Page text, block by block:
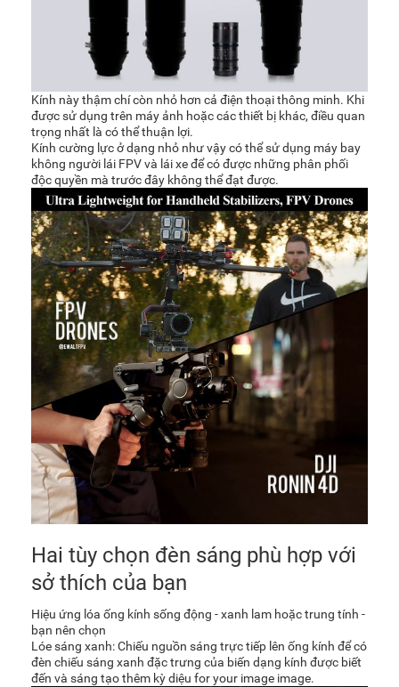
Kính này thậm chí còn nhỏ hơn cả điện thoại thông minh. Khi
được sử dụng trên máy ảnh hoặc các thiết bị khác, điều quan
trọng nhất là có thể thuận lợi.
Kính cường lực ở dạng nhỏ như vậy có thể sử dụng máy bay
không người lái FPV và lái xe để có được những phân phối
độc quyền mà trước đây không thể đạt được.
Hai tùy chọn đèn sáng phù hợp với
sở thích của bạn
Hiệu ứng lóa ống kính sống động - xanh lam hoặc trung tính -
bạn nên chọn
Lóe sáng xanh: Chiếu nguồn sáng trực tiếp lên ống kính để có
đèn chiếu sáng xanh đặc trưng của biến dạng kính được biết
đến và sáng tạo thêm kỳ diệu for your image image.